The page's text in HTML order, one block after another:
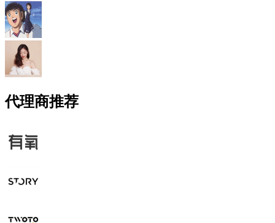
代理商推荐